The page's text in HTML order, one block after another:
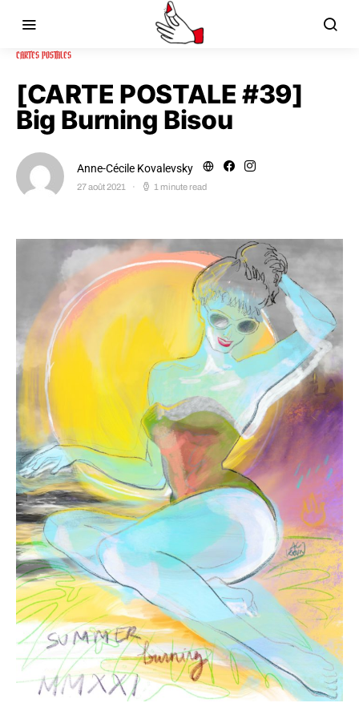
CARTES POSTALES
[CARTE POSTALE #39]
Big Burning Bisou
Anne-Cécile Kovalevsky
27 août 2021 1 minute read